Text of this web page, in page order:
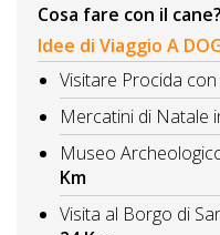
Cosa fare con il cane?
Idee di Viaggio A
Visitare Procida con
Mercatini di Natale
Museo
Km
Visita al Borgo di